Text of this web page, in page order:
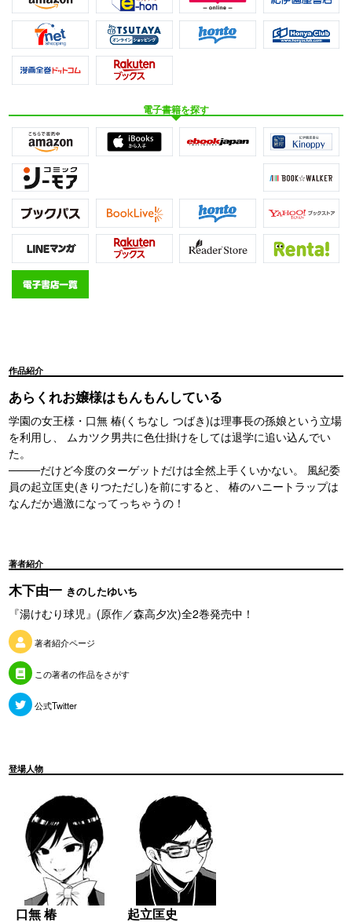
電子書籍を探す
作品紹介
あらくれお嬢様はもんもんしている
学園の女王様・口無 椿(くちなし つばき)は理事長の孫娘という立場
を利用し、 ムカツク男共に色仕掛けをしては退学に追い込んでい
た。
────だけど今度のターゲットだけは全然上手くいかない。 風紀委
員の起立匡史(きりつただし)を前にすると、 椿のハニートラップは
なんだか過激になってっちゃうの！
著者紹介
木下由一 きのしたゆいち
『湯けむり球児』(原作／森高夕次)全2巻発売中！
著者紹介ページ
この著者の作品をさがす
公式Twitter
登場人物
口無 椿 起立匡史